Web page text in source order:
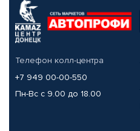
Телефон колл-центра
+7 949 00-00-550
Пн-Вс с 9.00 до 18.00